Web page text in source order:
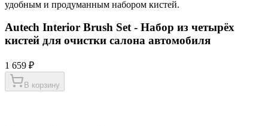
удобным и продуманным набором кистей.
Autech Interior Brush Set - Набор из четырёх
кистей для очистки салона автомобиля
1 659 ₽
В корзину